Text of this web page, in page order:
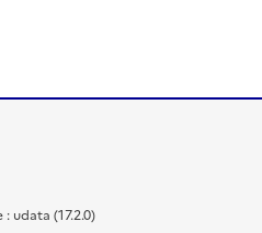
udata (17.2.0)